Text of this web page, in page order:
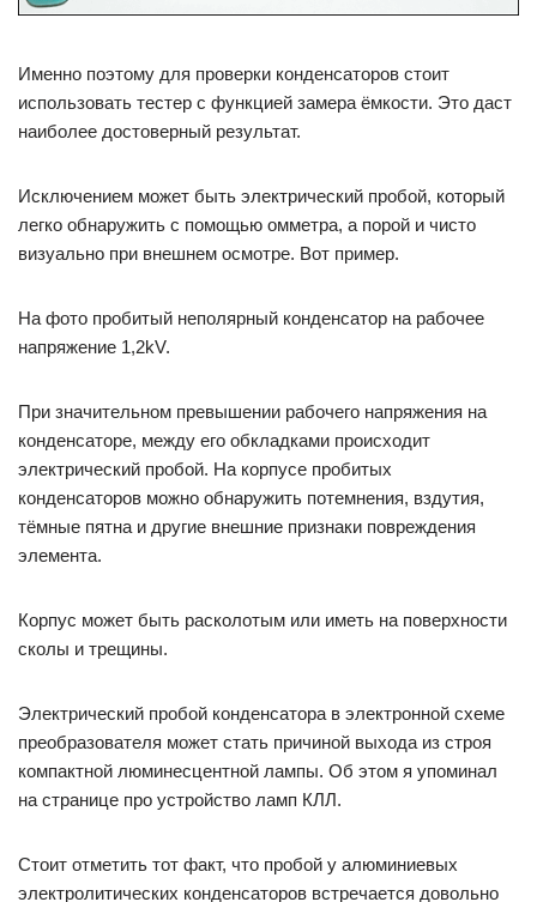
Именно поэтому для проверки конденсаторов стоит
использовать тестер с функцией замера ёмкости. Это даст
наиболее достоверный результат.
Исключением может быть электрический пробой, который
легко обнаружить с помощью омметра, а порой и чисто
визуально при внешнем осмотре. Вот пример.
На фото пробитый неполярный конденсатор на рабочее
напряжение 1,2kV.
При значительном превышении рабочего напряжения на
конденсаторе, между его обкладками происходит
электрический пробой. На корпусе пробитых
конденсаторов можно обнаружить потемнения, вздутия,
тёмные пятна и другие внешние признаки повреждения
элемента.
Корпус может быть расколотым или иметь на поверхности
сколы и трещины.
Электрический пробой конденсатора в электронной схеме
преобразователя может стать причиной выхода из строя
компактной люминесцентной лампы. Об этом я упоминал
на странице про устройство ламп КЛЛ.
Стоит отметить тот факт, что пробой у алюминиевых
электролитических конденсаторов встречается довольно